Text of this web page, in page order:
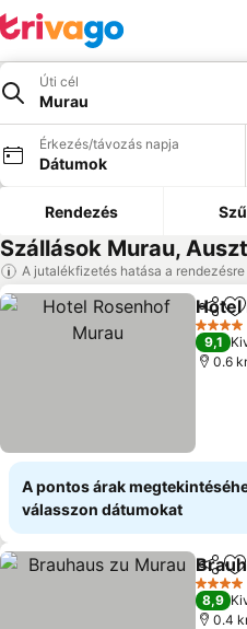
Úti cél
Murau
Érkezés/távozás napja
Dátumok
Rendezés
Szállások Murau,
A jutalékfizetés hatása a rendezésre
Hotel
4
9,1
0.6
A pontos árak
válasszon dátumokat
4
8,9
0.4